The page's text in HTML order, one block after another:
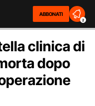
ABBONATI
2
clinica di
dopo